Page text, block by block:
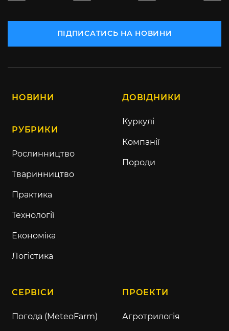
ПІДПИСАТИСЬ НА НОВИНИ
НОВИНИ
РУБРИКИ
Рослинництво
Тваринництво
Практика
Технології
Економіка
Логістика
ДОВІДНИКИ
Куркулі
Компанії
Породи
СЕРВІСИ
Погода (MeteoFarm)
ПРОЕКТИ
Агротрилогія